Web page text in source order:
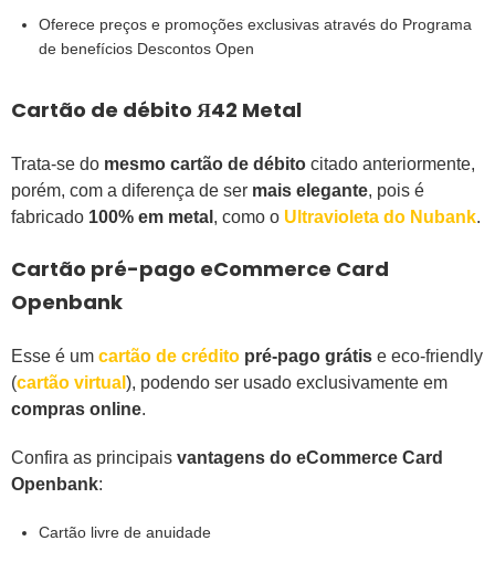
Oferece preços e promoções exclusivas através do Programa
de benefícios Descontos Open
Cartão de débito Я42 Metal
Trata-se do mesmo cartão de débito citado anteriormente,
porém, com a diferença de ser mais elegante, pois é
fabricado 100% em metal , como o Ultravioleta do Nubank.
Cartão pré-pago eCommerce Card
Openbank
Esse é um cartão de crédito pré-pago grátis e eco-friendly
(cartão virtual ), podendo ser usado exclusivamente em
compras online.
Confira as principais vantagens do eCommerce Card
Openbank:
Cartão livre de anuidade